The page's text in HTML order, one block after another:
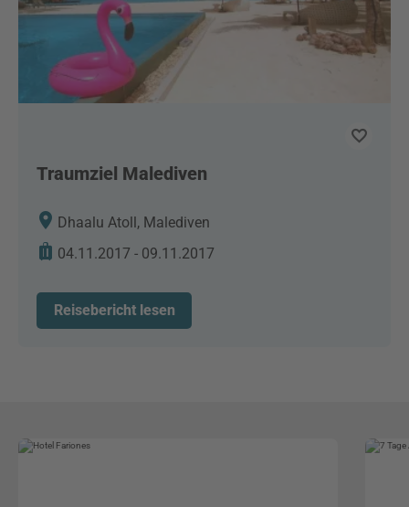
Traumziel Malediven
Dhaalu Atoll, Malediven
04.11.2017 - 09.11.2017
Reisebericht lesen